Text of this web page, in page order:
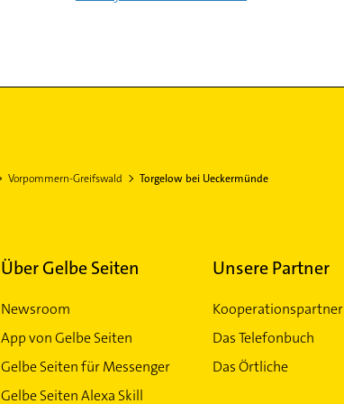
Vorpommern-Greifswald Torgelow bei Ueckermünde
Über Gelbe Seiten
Newsroom
App von Gelbe Seiten
Gelbe Seiten für Messenger
Gelbe Seiten Alexa Skill
Unsere Partner
Kooperationspartner
Das Telefonbuch
Das Örtliche